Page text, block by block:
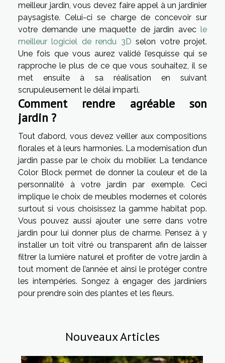
meilleur jardin, vous devez faire appel à un jardinier
paysagiste. Celui-ci se charge de concevoir sur
votre demande une maquette de jardin avec le
meilleur logiciel de rendu 3D selon votre projet.
Une fois que vous aurez validé l’esquisse qui se
rapproche le plus de ce que vous souhaitez, il se
met ensuite à sa réalisation en suivant
scrupuleusement le délai imparti.
Comment rendre agréable son
jardin ?
Tout d’abord, vous devez veiller aux compositions
florales et à leurs harmonies. La modernisation d’un
jardin passe par le choix du mobilier. La tendance
Color Block permet de donner la couleur et de la
personnalité à votre jardin par exemple. Ceci
implique le choix de meubles modernes et colorés
surtout si vous choisissez la gamme habitat pop.
Vous pouvez aussi ajouter une serre dans votre
jardin pour lui donner plus de charme. Pensez à y
installer un toit vitré ou transparent afin de laisser
filtrer la lumière naturel et profiter de votre jardin à
tout moment de l’année et ainsi le protéger contre
les intempéries. Songez à engager des jardiniers
pour prendre soin des plantes et les fleurs.
Nouveaux Articles